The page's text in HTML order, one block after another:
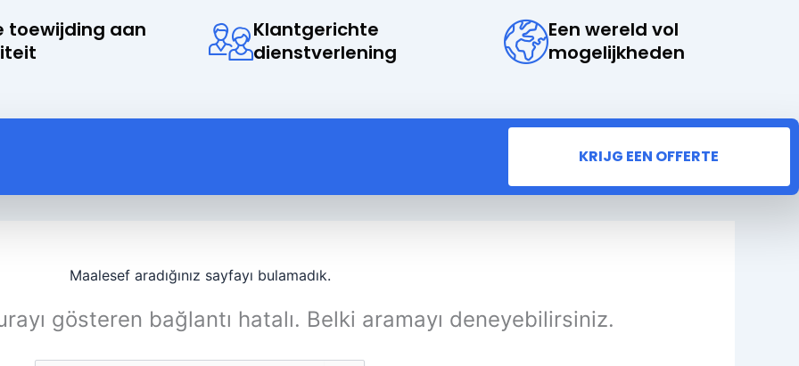
toewijding aan
Klantgerichte
dienstverlening
Een wereld vol
mogelijkheden
KRIJG EEN OFFERTE
Maalesef aradığınız sayfayı bulamadık.
gösteren bağlantı hatalı. Belki aramayı deneyebilirsiniz.